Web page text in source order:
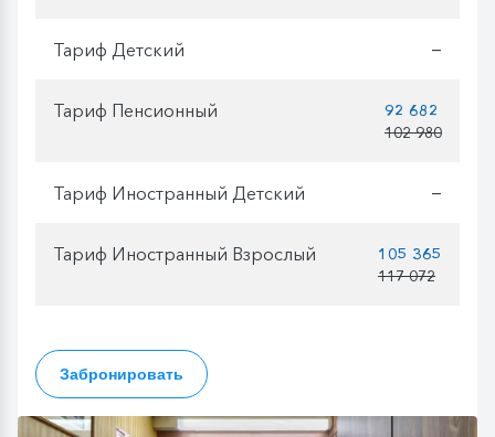
Тариф Детский —
Тариф Пенсионный
92 682
102 980
Тариф Иностранный Детский —
Тариф Иностранный Взрослый
105 365
117 072
Забронировать